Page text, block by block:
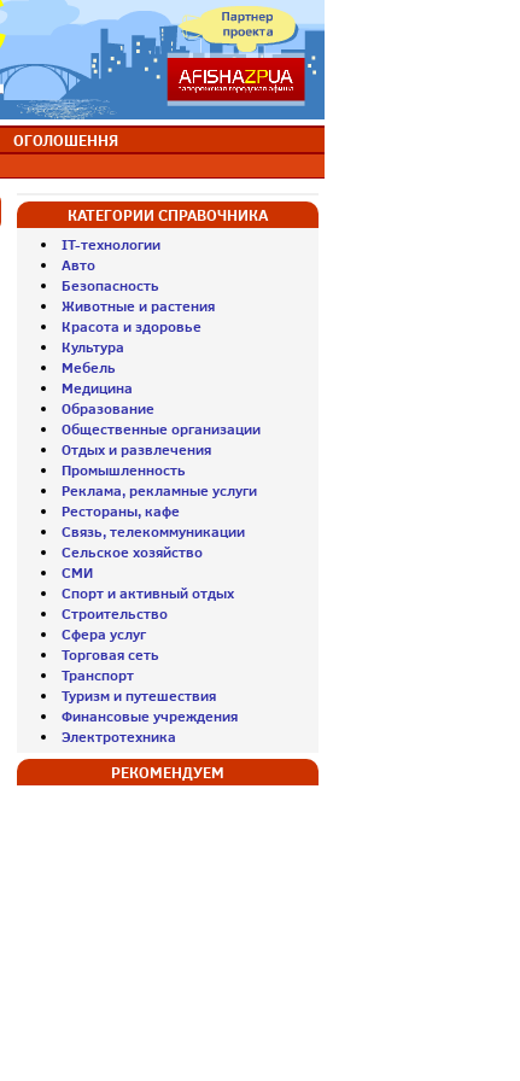
ОГОЛОШЕННЯ
КАТЕГОРИИ СПРАВОЧНИКА
IT-технологии
Авто
Безопасность
Животные и растения
Красота и здоровье
Культура
Мебель
Медицина
Образование
Общественные организации
Отдых и развлечения
Промышленность
Реклама, рекламные услуги
Рестораны, кафе
Связь, телекоммуникации
Сельское хозяйство
СМИ
Спорт и активный отдых
Строительство
Сфера услуг
Торговая сеть
Транспорт
Туризм и путешествия
Финансовые учреждения
Электротехника
РЕКОМЕНДУЕМ